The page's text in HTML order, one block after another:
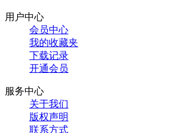
用户中心
会员中心
我的收藏夹
下载记录
开通会员
服务中心
关于我们
版权声明
联系方式